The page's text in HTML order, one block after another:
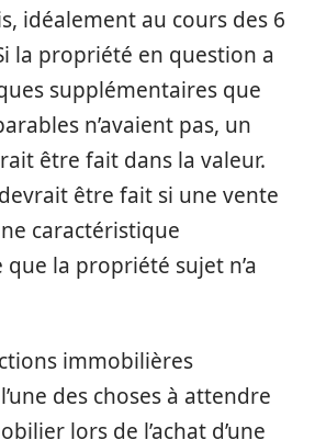
idéalement au cours des 6
la propriété en question a
supplémentaires que
n’avaient pas, un
être fait dans la valeur.
être fait si une vente
caractéristique
la propriété sujet n’a
immobilières
des choses à attendre
lors de l’achat d’une